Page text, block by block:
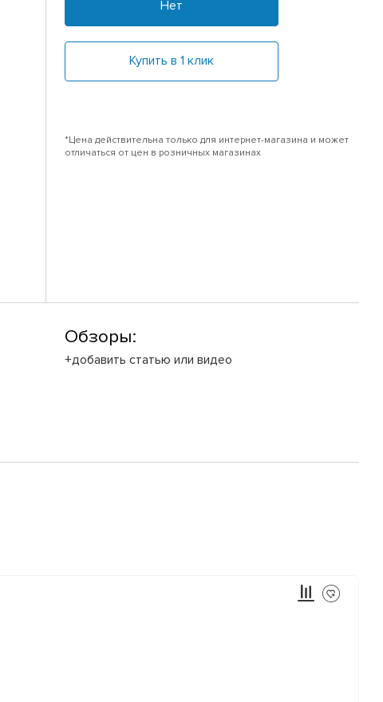
Нет
Купить в 1 клик
*Цена действительна только для интернет-магазина и может
отличаться от цен в розничных магазинах
Обзоры:
+добавить статью или видео